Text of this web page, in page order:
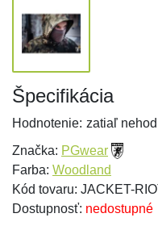
Špecifikácia
Hodnotenie: zatiaľ
Značka: PGwear
Farba: Woodland
Kód tovaru: JACKET-
Dostupnosť: nedostupné